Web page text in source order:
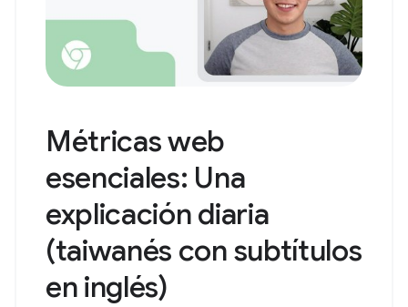
Métricas web
esenciales: Una
explicación diaria
(taiwanés con subtítulos
en inglés)